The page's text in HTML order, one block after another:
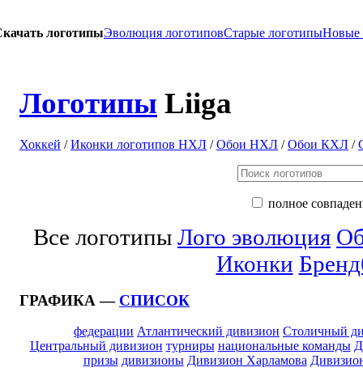
логотипыЭволюция логотиповСтарые логотипыНовые
Логотипы Liiga
Хоккей /Иконки логотипов НХЛ /Обои НХЛ /Обои КХЛ /
полное
Все логотипы Лого эволюция
Иконки
ГРАФИКА — СПИСОК
федерации Атлантический дивизион Столичный
Центральный дивизион турниры национальные команды
призы дивизионы Дивизион Харламова